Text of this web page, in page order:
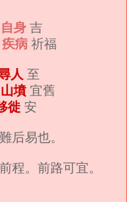
自身 吉
疾病 祈福
人 至
山墳宜舊
徙 安
后易也。
程。前路可宜。